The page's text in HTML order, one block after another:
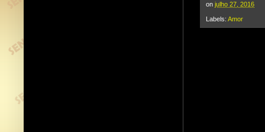
t
t
on julho 27, 2016
Labels: Amor